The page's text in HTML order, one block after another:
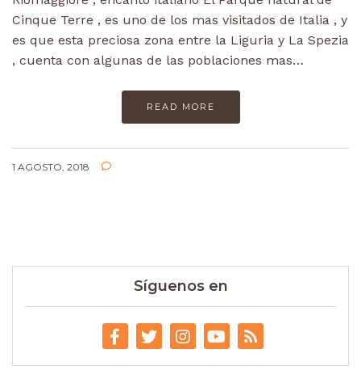
Cinque Terre , es uno de los mas visitados de Italia , y
es que esta preciosa zona entre la Liguria y La Spezia
, cuenta con algunas de las poblaciones mas…
READ MORE
1 AGOSTO, 2018
Síguenos en